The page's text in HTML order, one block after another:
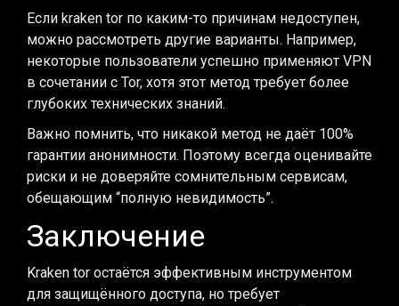
Если kraken tor по каким-то причинам недоступен,
можно рассмотреть другие варианты. Например,
некоторые пользователи успешно применяют VPN
в сочетании с Tor, хотя этот метод требует более
глубоких технических знаний.
Важно помнить, что никакой метод не даёт 100%
гарантии анонимности. Поэтому всегда оценивайте
риски и не доверяйте сомнительным сервисам,
обещающим “полную невидимость”.
Заключение
Kraken tor остаётся эффективным инструментом
для защищённого доступа, но требует